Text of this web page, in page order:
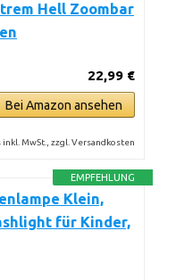
Hell Zoombar
22,99 €
Bei Amazon ansehen
inkl. MwSt., zzgl. Versandkosten
EMPFEHLUNG
Klein,
für Kinder,